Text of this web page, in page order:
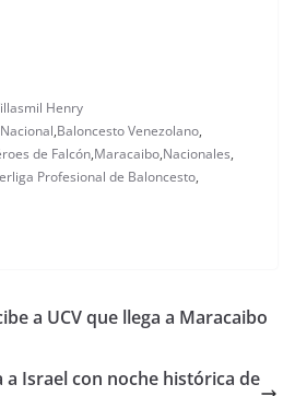
Henry
,Baloncesto Venezolano,
de Falcón,Maracaibo,Nacionales,
Profesional de Baloncesto,
a UCV que llega a Maracaibo
a Israel con noche histórica de